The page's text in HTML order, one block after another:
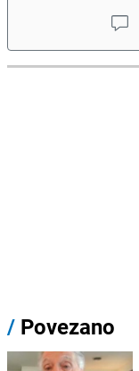
/ Povezano